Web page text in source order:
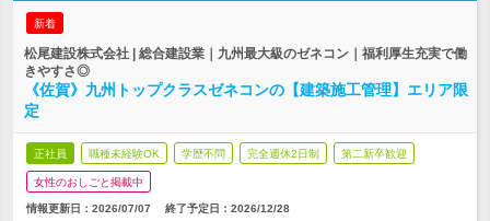
新着
松尾建設株式会社 | 総合建設業｜九州最大級のゼネコン｜福利厚生充実で働
きやすさ◎
《佐賀》九州トップクラスゼネコンの【建築施工管理】エリア限
定
正社員 職種未経験OK 学歴不問 完全週休2日制 第二新卒歓迎
女性のおしごと掲載中
情報更新日：2026/07/07 終了予定日： 2026/12/28